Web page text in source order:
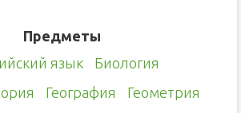
Предметы
язык
Биология
География
Геометрия